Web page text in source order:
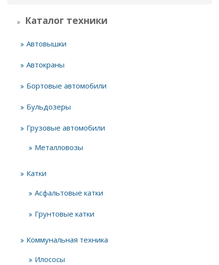
Каталог техники
Автовышки
Автокраны
Бортовые автомобили
Бульдозеры
Грузовые автомобили
Металловозы
Катки
Асфальтовые катки
Грунтовые катки
Коммунальная техника
Илососы